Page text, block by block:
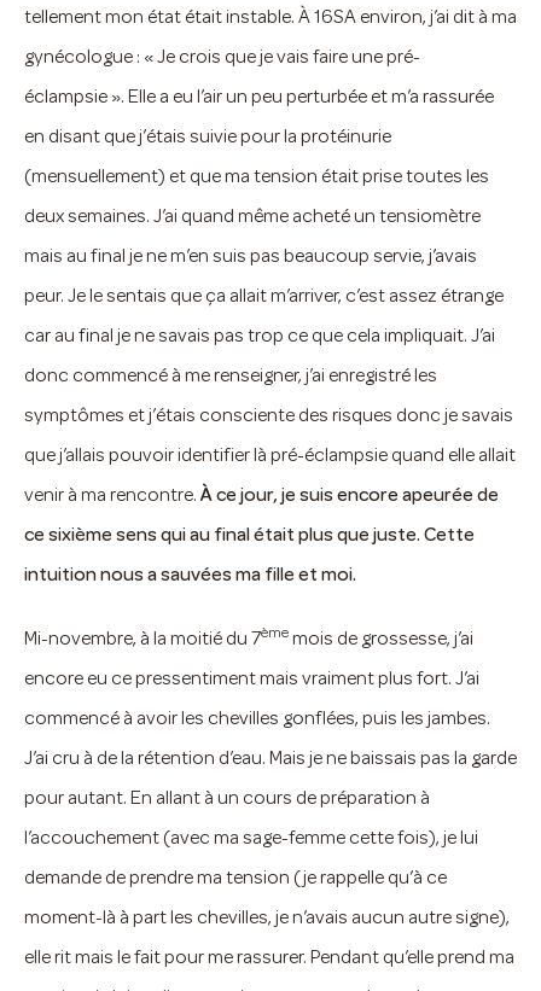
tellement mon état était instable. À 16SA environ, j’ai dit à ma
gynécologue : « Je crois que je vais faire une pré-
éclampsie ». Elle a eu l’air un peu perturbée et m’a rassurée
en disant que j’étais suivie pour la protéinurie
(mensuellement) et que ma tension était prise toutes les
deux semaines. J’ai quand même acheté un tensiomètre
mais au final je ne m’en suis pas beaucoup servie, j’avais
peur. Je le sentais que ça allait m’arriver, c’est assez étrange
car au final je ne savais pas trop ce que cela impliquait. J’ai
donc commencé à me renseigner, j’ai enregistré les
symptômes et j’étais consciente des risques donc je savais
que j’allais pouvoir identifier là pré-éclampsie quand elle allait
venir à ma rencontre. À ce jour, je suis encore apeurée de
ce sixième sens qui au final était plus que juste. Cette
intuition nous a sauvées ma fille et moi.
Mi-novembre, à la moitié du 7ème mois de grossesse, j’ai
encore eu ce pressentiment mais vraiment plus fort. J’ai
commencé à avoir les chevilles gonflées, puis les jambes.
J’ai cru à de la rétention d’eau. Mais je ne baissais pas la garde
pour autant. En allant à un cours de préparation à
l’accouchement (avec ma sage-femme cette fois), je lui
demande de prendre ma tension (je rappelle qu’à ce
moment-là à part les chevilles, je n’avais aucun autre signe),
elle rit mais le fait pour me rassurer. Pendant qu’elle prend ma